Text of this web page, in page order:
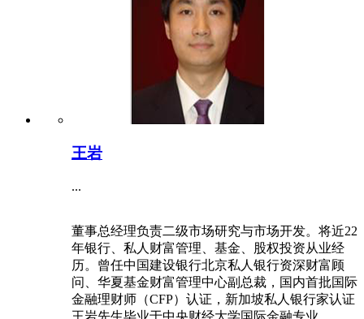
王岩
...
董事总经理负责二级市场研究与市场开发。将近22
年银行、私人财富管理、基金、股权投资从业经
历。曾任中国建设银行北京私人银行资深财富顾
问、华夏基金财富管理中心副总裁，国内首批国际
金融理财师（CFP）认证，新加坡私人银行家认证
王岩先生毕业于中央财经大学国际金融专业